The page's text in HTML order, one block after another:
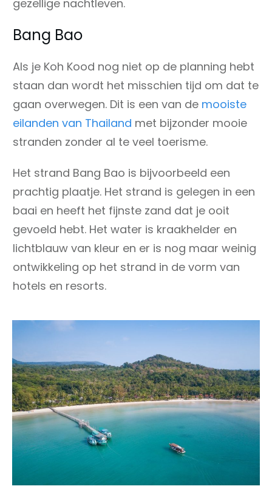
gezellige nachtleven.
Bang Bao
Als je Koh Kood nog niet op de planning hebt
staan dan wordt het misschien tijd om dat te
gaan overwegen. Dit is een van de mooiste
eilanden van Thailand met bijzonder mooie
stranden zonder al te veel toerisme.
Het strand Bang Bao is bijvoorbeeld een
prachtig plaatje. Het strand is gelegen in een
baai en heeft het fijnste zand dat je ooit
gevoeld hebt. Het water is kraakhelder en
lichtblauw van kleur en er is nog maar weinig
ontwikkeling op het strand in de vorm van
hotels en resorts.